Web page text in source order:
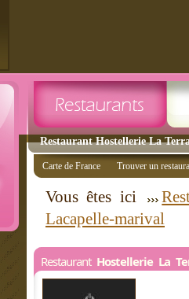
Restaurant Hostellerie La
Carte de France Trouver un
Vous êtes ici
Lacapelle-marival
Restaurant Hostellerie La